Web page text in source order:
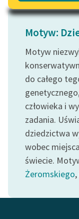
Lektury szkolne i
uczennic i uczniów z
E-kolekcja lektur
szkolnych i
słuchania dla
uczniów z
Feministyczne
Popularyzacja
skandynawskiej
feministycznej
Ręce pełne poezji
Motyw:
Motyw
do całego
człowieka i
zadania.
dziedzictwa
wobec
świecie.
Żeromskiego